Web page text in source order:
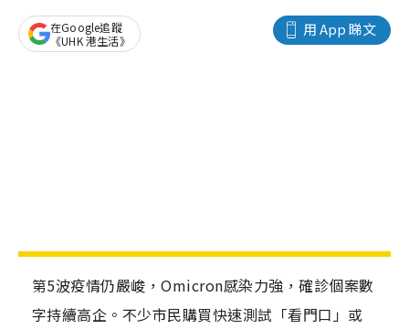
用 App 睇文
在Google追蹤
《UHK 港生活》
第5波疫情仍嚴峻，Omicron感染力強，確診個案數
字持續高企。不少市民購買快速測試「看門口」或